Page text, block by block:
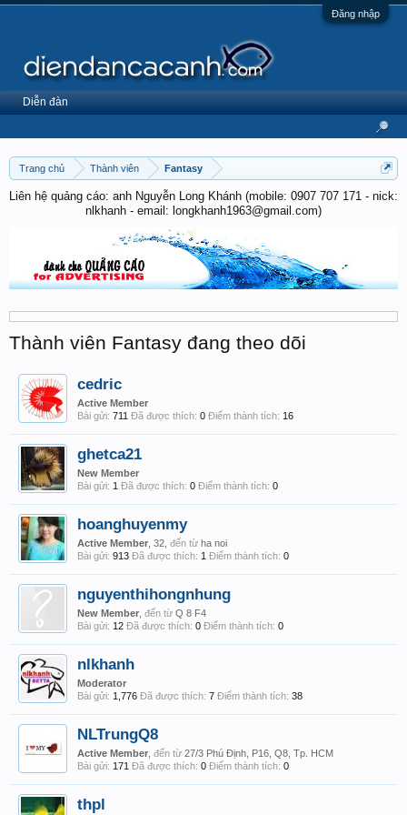
Đăng nhập
Trang chủ Thành viên Fantasy
Liên hệ quảng cáo: anh Nguyễn Long Khánh (mobile: 0907 707 171 - nick:
nlkhanh - email: longkhanh1963@gmail.com)
Thành viên Fantasy đang theo dõi
cedric
Active Member
Bài gửi: 711 Đã được thích: 0 Điểm thành tích: 16
ghetca21
New Member
Bài gửi: 1 Đã được thích: 0 Điểm thành tích: 0
hoanghuyenmy
Active Member , 32, đến từ ha noi
Bài gửi: 913 Đã được thích: 1 Điểm thành tích: 0
nguyenthihongnhung
New Member đến từ Q 8 F4
Bài gửi: 12 Đã được thích: 0 Điểm thành tích: 0
nlkhanh
Moderator
Bài gửi: 1,776 Đã được thích: 7 Điểm thành tích: 38
NLTrungQ8
Active Member đến từ 27/3 Phú Định, P16, Q8, Tp. HCM
Bài gửi: 171 Đã được thích: 0 Điểm thành tích: 0
thpl
Diễn đàn